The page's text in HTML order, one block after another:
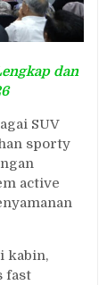
dan
SUV
sporty
active
kabin,
fast